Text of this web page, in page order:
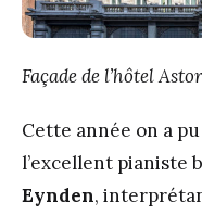
Façade de l’hôtel
Cette année on a
l’excellent pianiste
Eynden,